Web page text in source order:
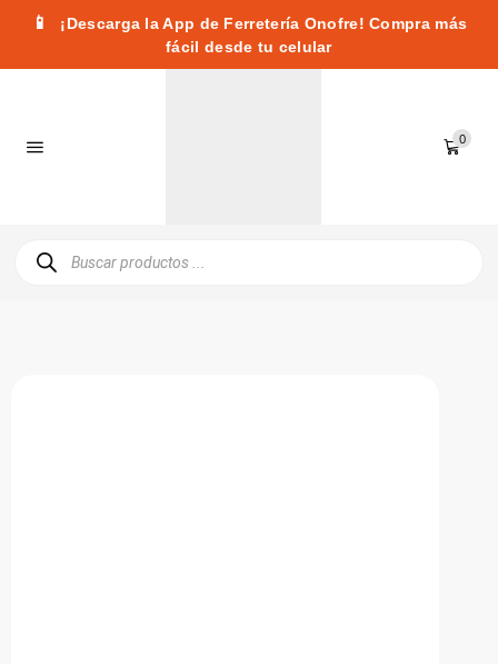
📱
¡Descarga la App de Ferretería Onofre! Compra más
fácil desde tu celular
0